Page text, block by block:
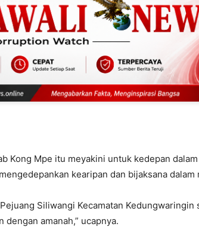
Kong Mpe itu meyakini untuk kedepan
kearipan dan bijaksana dalam
Siliwangi Kecamatan
dengan amanah,” ucapnya.